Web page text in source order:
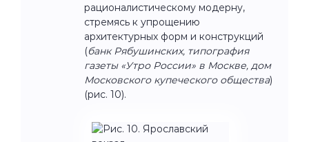
рационалистическому модерну,
стремясь к упрощению
архитектурных форм и конструкций
(банк Рябушинских, типография
газеты «Утро России» в Москве, дом
Московского купеческого общества)
(рис. 10).